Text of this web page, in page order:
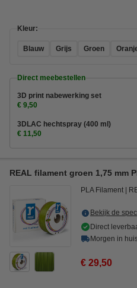
Kleur:
Blauw Grijs Groen
Direct meebestellen
3D print nabewerking set
€ 9,50
3DLAC hechtspray (400 ml)
€ 11,50
REAL filament groen 1,75 mm
PLA Filament
Bekijk de
Direct
Morgen in
€ 29,50